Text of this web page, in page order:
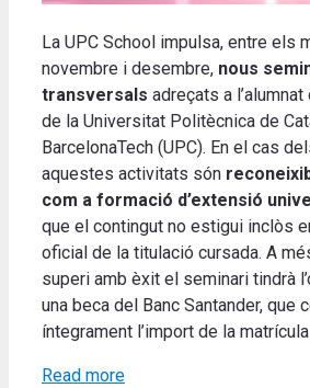
La UPC School impulsa, entre els
novembre i desembre, nous
transversals adreçats a
de la Universitat Politècnica de
BarcelonaTech (UPC). En el cas
aquestes activitats són
com a formació d’extensió
que el contingut no estigui inclòs
oficial de la titulació cursada. A
superi amb èxit el seminari tindrà
una beca del Banc Santander, que
íntegrament l’import de la
Read more